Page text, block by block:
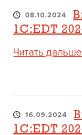
08.10.2024
1C:EDT
Читать дальше
16.09.2024
1C:EDT